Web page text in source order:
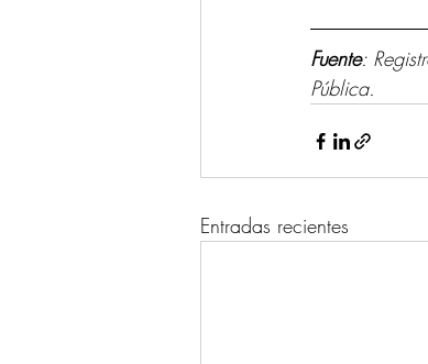
Fuente:
Pública.
Entradas recientes